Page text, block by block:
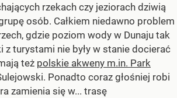
rzekach czy jeziorach dziwią
osób. Całkiem niedawno problem
gdzie poziom wody w Dunaju tak
z turystami nie były w stanie docierać
też polskie akweny m.in. Park
Ponadto coraz głośniej robi
zamienia się w... trasę